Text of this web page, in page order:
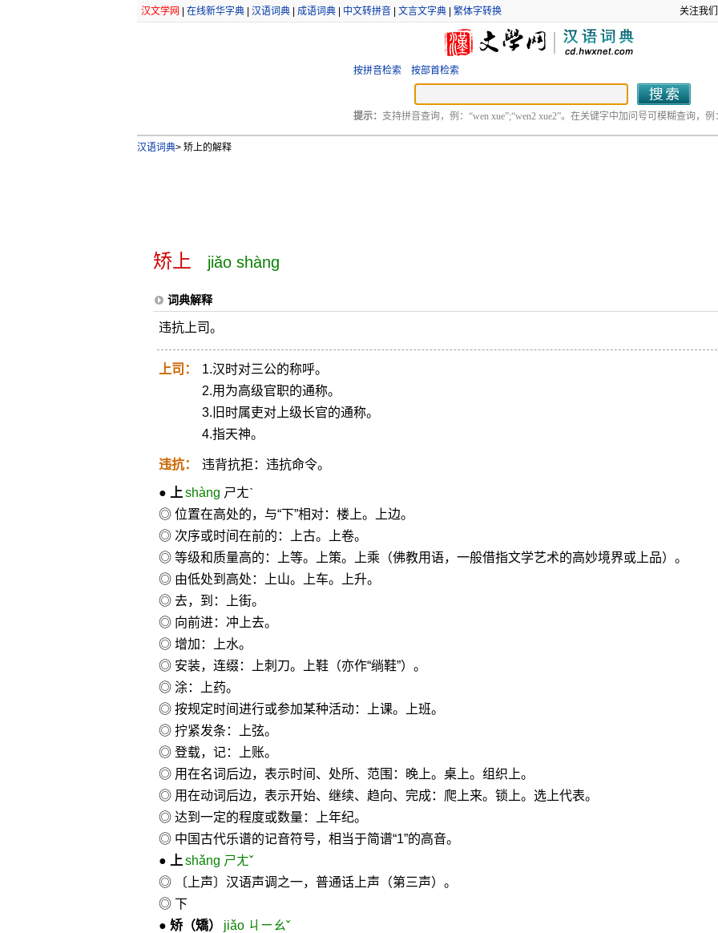
汉文学网 在线新华字典| 汉语词典| 成语词典| 中文转拼音| 文言文字典| 繁体字转换 关注我
按拼音检索 按部首检索
提示： 支持拼音查询，例：“wen xue”;“wen2 xue2”。在关键字中加问号可模糊查询，例
汉语词典>矫上的解释
矫上 jiǎo shàng
词典解释
违抗上司。
上司：
1.汉时对三公的称呼。
2.用为高级官职的通称。
3.旧时属吏对上级长官的通称。
4.指天神。
违抗： 违背抗拒：违抗命令。
● 上 shàng ㄕㄤˋ
◎ 位置在高处的，与“下”相对：楼上。上边。
◎ 次序或时间在前的：上古。上卷。
◎ 等级和质量高的：上等。上策。上乘（佛教用语，一般借指文学艺术的高妙境界或上品）。
◎ 由低处到高处：上山。上车。上升。
◎ 去，到：上街。
◎ 向前进：冲上去。
◎ 增加：上水。
◎ 安装，连缀：上刺刀。上鞋（亦作“绱鞋”）。
◎ 涂：上药。
◎ 按规定时间进行或参加某种活动：上课。上班。
◎ 拧紧发条：上弦。
◎ 登载，记：上账。
◎ 用在名词后边，表示时间、处所、范围：晚上。桌上。组织上。
◎ 用在动词后边，表示开始、继续、趋向、完成：爬上来。锁上。选上代表。
◎ 达到一定的程度或数量：上年纪。
◎ 中国古代乐谱的记音符号，相当于简谱“1”的高音。
●
上 shǎng ㄕㄤˇ
◎ 〔上声〕汉语声调之一，普通话上声（第三声）。
◎ 下
● 矫（矯）
jiǎo ㄐㄧㄠˇ